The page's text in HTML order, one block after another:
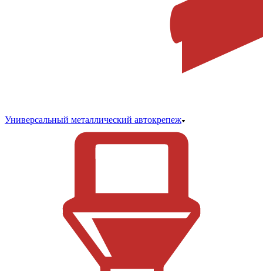
Универсальный металлический автокрепеж